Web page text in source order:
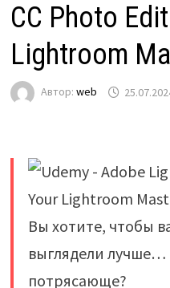
CC Photo
Lightroom
Автор: web
Вы хотите, чтобы
выглядели лучше…
потрясающе?